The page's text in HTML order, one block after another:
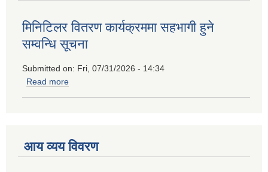
मिनिटिलर वितरण कार्यक्रममा सहभागी हुने
सम्वन्धि सूचना
Submitted on: Fri, 07/31/2026 - 14:34
Read more
आय व्यय विवरण